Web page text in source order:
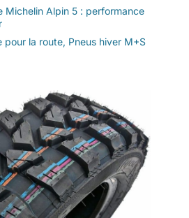
Michelin Alpin 5 : performance
pour la route, Pneus hiver M+S